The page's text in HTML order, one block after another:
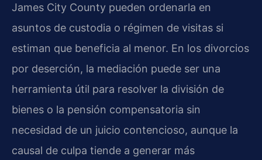
James City County pueden ordenarla en
asuntos de custodia o régimen de visitas si
estiman que beneficia al menor. En los divorcios
por deserción, la mediación puede ser una
herramienta útil para resolver la división de
bienes o la pensión compensatoria sin
necesidad de un juicio contencioso, aunque la
causal de culpa tiende a generar más